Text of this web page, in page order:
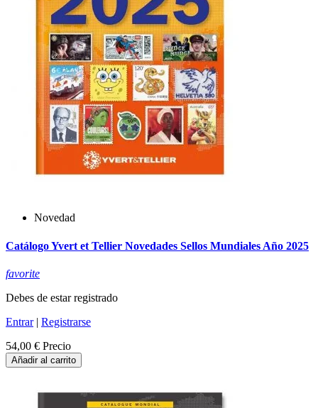
Novedad
Catálogo Yvert et Tellier Novedades Sellos Mundiales Año 2025
favorite
Debes de estar registrado
Entrar| Registrarse
54,00 € Precio
Añadir al carrito